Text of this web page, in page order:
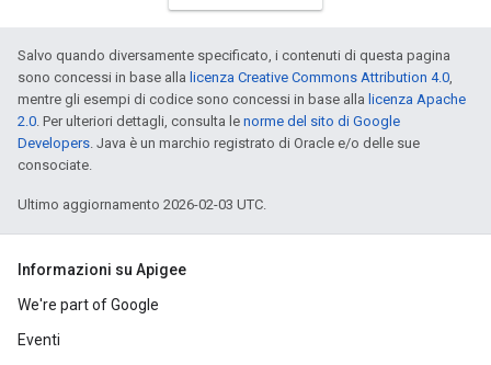
Salvo quando diversamente specificato, i contenuti di questa pagina
sono concessi in base alla licenza Creative Commons Attribution 4.0,
mentre gli esempi di codice sono concessi in base alla licenza Apache
2.0. Per ulteriori dettagli, consulta le norme del sito di Google
Developers. Java è un marchio registrato di Oracle e/o delle sue
consociate.
Ultimo aggiornamento 2026-02-03 UTC.
Informazioni su Apigee
We're part of Google
Eventi